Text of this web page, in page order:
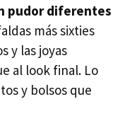
pudor diferentes
más sixties
y las joyas
al look final. Lo
y bolsos que